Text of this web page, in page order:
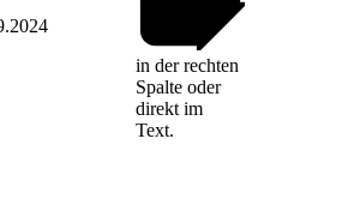
in der rechten
Spalte oder
direkt im
Text.